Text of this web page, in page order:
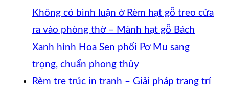
Không có bình luận ở Rèm hạt gỗ treo cửa
ra vào phòng thờ – Mành hạt gỗ Bách
Xanh hình Hoa Sen phối Pơ Mu sang
trọng, chuẩn phong thủy
Rèm tre trúc in tranh – Giải pháp trang trí